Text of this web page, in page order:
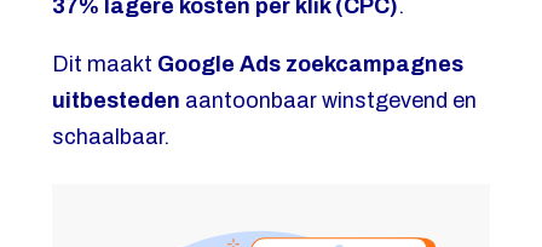
37% lagere kosten per klik (CPC).
Dit maakt Google Ads zoekcampagnes
uitbesteden aantoonbaar winstgevend en
schaalbaar.